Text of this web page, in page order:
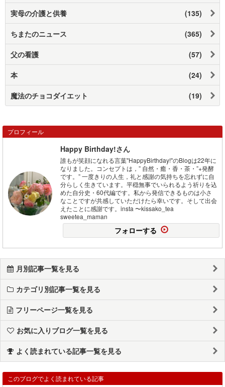
実母の介護と供養 (135)
ちまたのニュース (365)
父の看護 (57)
本 (24)
魔法のチョコダイエット (19)
プロフィール
Happy Birthday!さん
誰もが笑顔になれる言葉"HappyBirthday!"のBlogは22年に
なりました。コンセプトは，” 自然・癒・香・茶・”+発酵
です。” 一度きりの人生，礼と感謝の気持ちを忘れずに自
分らしく生きています。平穏無事でいられるよう祈りを込
めた自分史・60代編です。私から発信できるものは小さ
なことですが共感していただけたら幸いです。そして出会
えたことに感謝です。insta 〜kissako_tea
sweetea_maman
フォローする
月別記事一覧を見る
カテゴリ別記事一覧を見る
フリーページ一覧を見る
お気に入りブログ一覧を見る
よく読まれている記事一覧を見る
このブログでよく読まれている記事